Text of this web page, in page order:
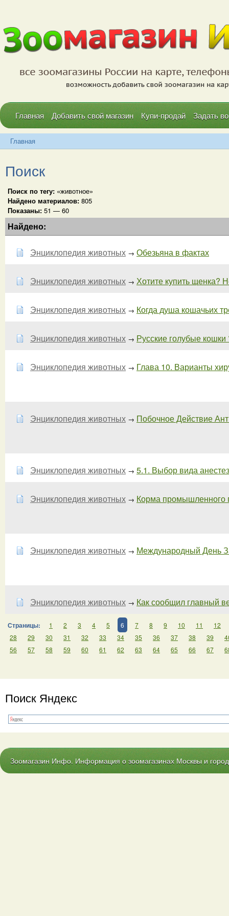
Главная Добавить свой магазин Купи-продай Задать
Главная
Поиск
Поиск по тегу: «животное»
Найдено материалов: 805
Показаны: 51 — 60
Найдено:
Энциклопедия животных → Обезьяна в фактах
Энциклопедия животных → Хотите купить щенка?
Энциклопедия животных → Когда душа кошачьих
Энциклопедия животных → Русские голубые
Энциклопедия животных → Глава 10. Варианты
Энциклопедия животных → Побочное Действие
Энциклопедия животных → 5.1. Выбор вида
Энциклопедия животных → Корма промышленного
Энциклопедия животных → Международный День
Энциклопедия животных → Как сообщил главный
Страницы: 1 2 3 4 5 6 7 8 9 10 11
12
28
29 30 31 32 33 34 35 36 37 38 39
56
57 58 59 60 61 62 63 64 65 66 67
Поиск Яндекс
Зоомагазин Инфо. Информация о зоомагазинах Москвы и